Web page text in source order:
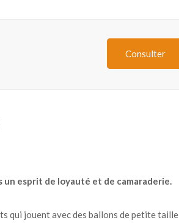
Consulter
esprit de loyauté et de camaraderie.
qui jouent avec des ballons de petite taille